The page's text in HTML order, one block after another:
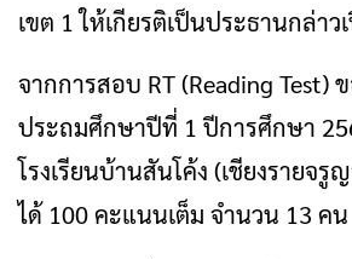
เขต 1 ให้เกียรติเป็นประธานกล่าว
จากการสอบ RT (Reading Test)
ประถมศึกษาปีที่ 1 ปีการศึกษา
โรงเรียนบ้านสันโค้ง (เชียงรายจรู
ได้ 100 คะแนนเต็ม จำนวน 13 คน